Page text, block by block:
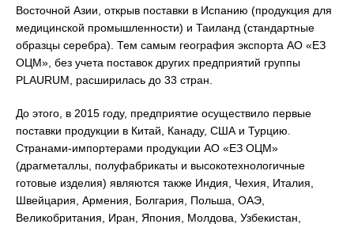
Восточной Азии, открыв поставки в Испанию (продукция для
медицинской промышленности) и Таиланд (стандартные
образцы серебра). Тем самым география экспорта АО «ЕЗ
ОЦМ», без учета поставок других предприятий группы
PLAURUM, расширилась до 33 стран.
До этого, в 2015 году, предприятие осуществило первые
поставки продукции в Китай, Канаду, США и Турцию.
Странами-импортерами продукции АО «ЕЗ ОЦМ»
(драгметаллы, полуфабрикаты и высокотехнологичные
готовые изделия) являются также Индия, Чехия, Италия,
Швейцария, Армения, Болгария, Польша, ОАЭ,
Великобритания, Иран, Япония, Молдова, Узбекистан,